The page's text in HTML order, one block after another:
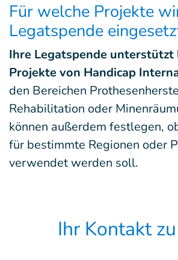
Für welche Projekte
Legatspende
Ihre Legatspende
Projekte von Handicap
den Bereichen
Rehabilitation oder
können außerdem festlegen,
für bestimmte Regionen oder
verwendet werden soll.
Ihr Kontakt